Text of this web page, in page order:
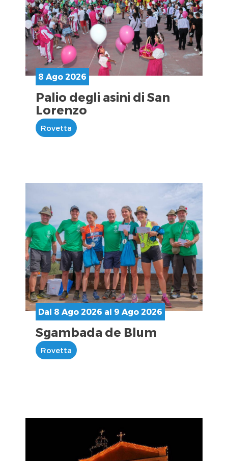
8 Ago 2026
Palio degli asini di San
Lorenzo
Rovetta
Dal 8 Ago 2026 al 9 Ago 2026
Sgambada de Blum
Rovetta